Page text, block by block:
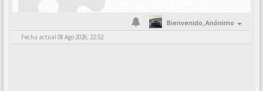
Bienvenido,Anónimo
Fecha actual 08 Ago 2026, 22:52